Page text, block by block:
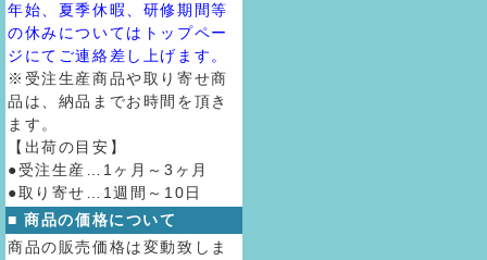
年始、夏季休暇、研修期間等
の休みについてはトップペー
ジにてご連絡差し上げます。
※受注生産商品や取り寄せ商
品は、納品までお時間を頂き
ます。
【出荷の目安】
●受注生産…1ヶ月～3ヶ月
●取り寄せ…1週間～10日
■ 商品の価格について
商品の販売価格は変動致しま